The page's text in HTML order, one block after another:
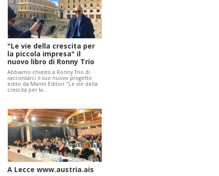
"Le vie della crescita per
la piccola impresa" il
nuovo libro di Ronny Trio
Abbiamo chiesto a Ronny Trio di
raccontarci il suo nuovo progetto
edito da Manni Editori "Le vie della
crescita per la…
A Lecce www.austria.ais